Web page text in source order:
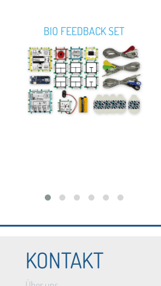
BIO FEEDBACK SET
KONTAKT